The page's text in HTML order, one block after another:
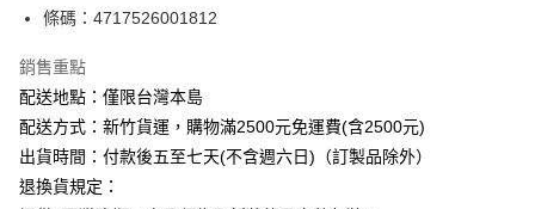
ATM付款
運送方式
下單前請先詢問庫存
每筆NT$130，滿NT$2,500(含以上)免運費
條碼：4717526001812
銷售重點
配送地點：僅限台灣本島
配送方式：新竹貨運，購物滿2500元免運費(含2500元)
出貨時間：付款後五至七天(不含週六日)（訂製品除外）
退換貨規定：